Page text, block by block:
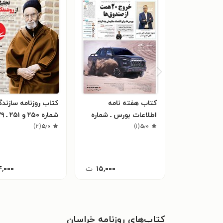
کتاب هفته نامه
اطلاعات بورس ـ شماره
۵٫۰(۱)
۱۵,۰۰۰ ت
کتاب روزنامه
۹۷ ۵٫۰(۲)
کتاب‌های روزنامه خراسان